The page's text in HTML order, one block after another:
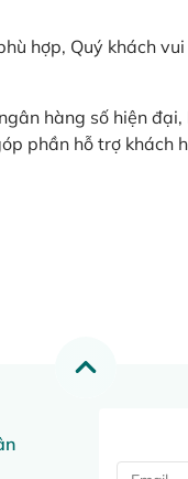
hợp, Quý khách
hàng số hiện đại,
phần hỗ trợ khách